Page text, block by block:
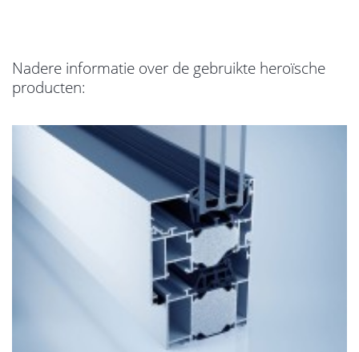
Nadere informatie over de gebruikte heroïsche
producten: